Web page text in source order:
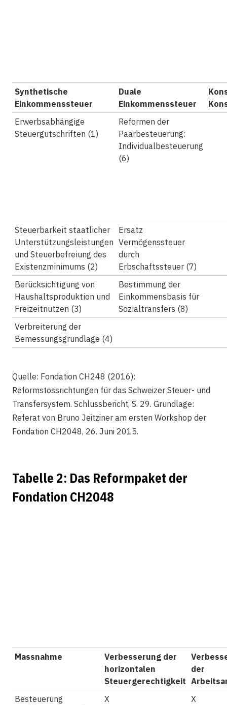
Synthetische
Einkommenssteuer
Duale
Einkommenssteuer
Erwerbsabhängige
Steuergutschriften (1)
Reformen der
Paarbesteuerung:
Individualbesteuerung
(6)
Steuerbarkeit staatlicher
Unterstützungsleistungen
und Steuerbefreiung des
Existenzminimums (2)
Ersatz
Vermögenssteuer
durch
Erbschaftssteuer (7)
Berücksichtigung von
Haushaltsproduktion und
Freizeitnutzen (3)
Bestimmung der
Einkommensbasis für
Sozialtransfers (8)
Verbreiterung der
Bemessungsgrundlage (4)
Quelle: Fondation CH248 (2016):
Reformstossrichtungen für das Schweizer Steuer- und
Transfersystem. Schlussbericht, S. 29. Grundlage:
Referat von Bruno Jeitziner am ersten Workshop der
Fondation CH2048, 26. Juni 2015.
Tabelle 2: Das Reformpaket der
Fondation CH2048
Massnahme
Verbesserung der
horizontalen
Steuergerechtigkeit
der
Besteuerung
X X